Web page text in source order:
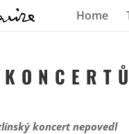
Home
O N C E R T Ů
koncert nepovedl